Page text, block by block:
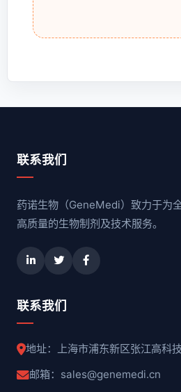
联系我们
药诺生物（GeneMedi）致力于为
高质量的生物制剂及技术服务。
联系我们
地址：上海市浦东新区张江高科
邮箱：sales@genemedi.cn